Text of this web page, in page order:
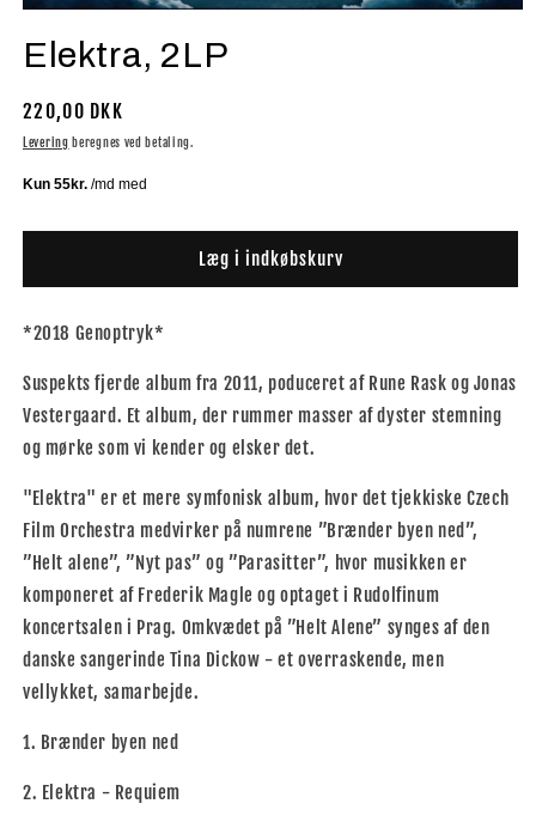
1
Elektra, 2LP
Normalpris
220,00 DKK
Levering beregnes ved betaling.
Læg i indkøbskurv
*2018 Genoptryk*
Suspekts fjerde album fra 2011, poduceret af Rune Rask og Jonas
Vestergaard. Et album, der rummer masser af dyster stemning
og mørke som vi kender og elsker det.
"Elektra" er et mere symfonisk album, hvor det tjekkiske Czech
Film Orchestra medvirker på numrene ”Brænder byen ned”,
”Helt alene”, ”Nyt pas” og ”Parasitter”, hvor musikken er
komponeret af Frederik Magle og optaget i Rudolfinum
koncertsalen i Prag. Omkvædet på ”Helt Alene” synges af den
danske sangerinde Tina Dickow - et overraskende, men
vellykket, samarbejde.
1. Brænder byen ned
2. Elektra - Requiem